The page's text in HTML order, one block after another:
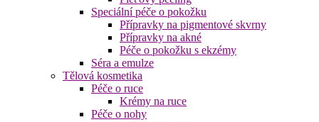
Speciální péče o pokožku
Přípravky na pigmentové skvrny
Přípravky na akné
Péče o pokožku s ekzémy
Séra a emulze
Tělová kosmetika
Péče o ruce
Krémy na ruce
Péče o nohy